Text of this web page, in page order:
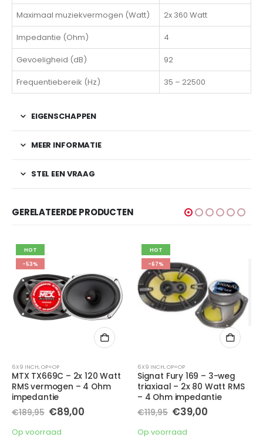
Maximaal muziekvermogen (Watt)
2x 360 Watt
Impedantie (Ohm)
4
Gevoeligheid (dB)
92
Frequentiebereik (Hz)
35 – 22500
EIGENSCHAPPEN
MEER INFORMATIE
STEL EEN VRAAG
GERELATEERDE PRODUCTEN
HOT
-67%
6X9 INCH,OP=OP
Signat Fury 169 – 3-weg
triaxiaal – 2x 80 Watt RMS
– 4 Ohm impedantie
€119,95 Oorspronkelijke
was:
€119,95.
€39,00Huidige
Op voorraad
HOT
-50%
6X9 INCH,OP=OP
Infinity REF9632IX AM – 2x
100 Watt RMS vermogen –
3 Ohm impedantie
€149,95 Oorspronkelijke
prijs
was:
€149,95.
€75,00
Op voorraad